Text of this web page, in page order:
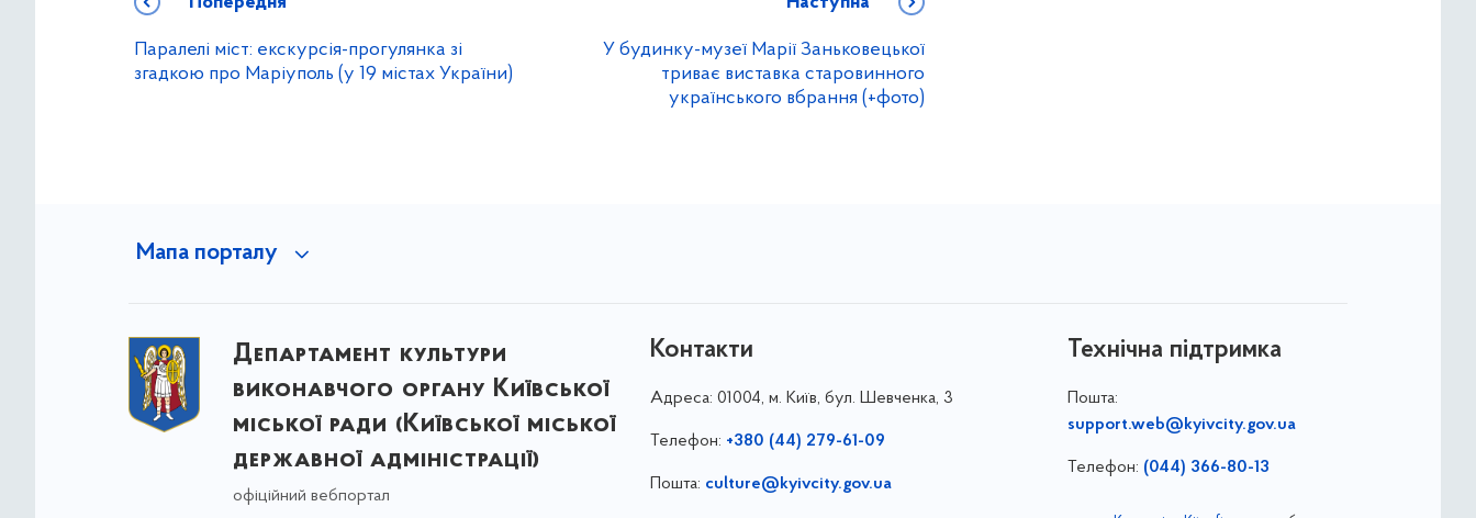
Паралелі міст: екскурсія-прогулянка зі
згадкою про Маріуполь (у 19 містах України)
У будинку-музеї Марії Заньковецької
триває виставка старовинного
українського вбрання (+фото)
Мапа порталу
Департамент культури
виконавчого органу Київської
міської ради (Київської міської
державної адміністрації)
офіційний вебпортал
Контакти
Адреса: 01004, м. Київ, бул. Шевченка, 3
Телефон: +380 (44) 279-61-09
Пошта: culture@kyivcity.gov.ua
Технічна підтримка
Пошта:
support.web@kyivcity.gov.ua
Телефон: (044) 366-80-13